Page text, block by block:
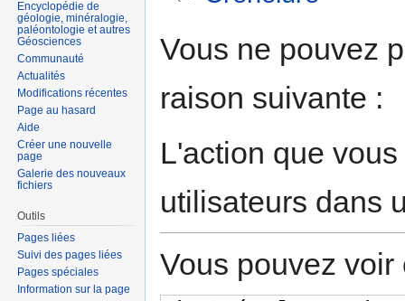
Vous ne pouvez
raison suivante :
L'action que
utilisateurs dans
Vous pouvez
Encyclopédie de
géologie, minéralogie,
paléontologie et autres
Géosciences
Communauté
Actualités
Modifications récentes
Page au hasard
Aide
Créer une nouvelle
page
Galerie des nouveaux
fichiers
Outils
Pages liées
Suivi des pages liées
Pages spéciales
Information sur la page